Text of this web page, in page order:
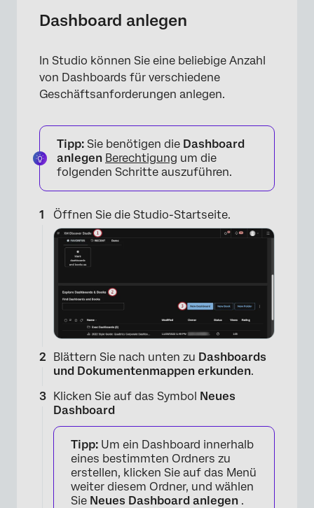
Dashboard anlegen
In Studio können Sie eine beliebige Anzahl
von Dashboards für verschiedene
Geschäftsanforderungen anlegen.
Tipp: Sie benötigen die Dashboard
anlegen Berechtigung um die
folgenden Schritte auszuführen.
Öffnen Sie die Studio-Startseite.
Blättern Sie nach unten zu Dashboards
und Dokumentenmappen erkunden.
Klicken Sie auf das Symbol Neues
Dashboard
Tipp: Um ein Dashboard innerhalb
eines bestimmten Ordners zu
erstellen, klicken Sie auf das Menü
weiter diesem Ordner, und wählen
Sie Neues Dashboard anlegen .